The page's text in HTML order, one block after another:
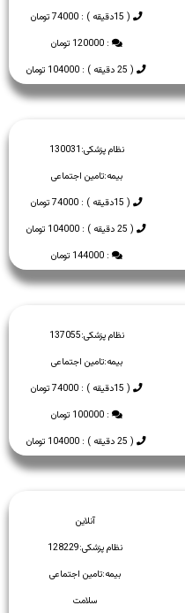
( 15دقیقه ) : 74000 تومان
: 120000 تومان
( 25 دقیقه ) : 104000 تومان
نظام پزشکی:130031
بیمه:تامین اجتماعی
( 15دقیقه ) : 74000 تومان
( 25 دقیقه ) : 104000 تومان
: 144000 تومان
نظام پزشکی:137055
بیمه:تامین اجتماعی
( 15دقیقه ) : 74000 تومان
: 100000 تومان
( 25 دقیقه ) : 104000 تومان
آنلاین
نظام پزشکی:128229
بیمه:تامین اجتماعی
سلامت